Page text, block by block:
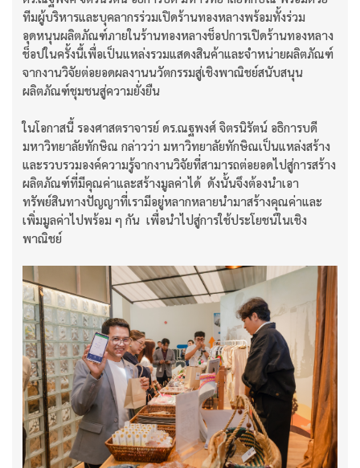
ทีมผู้บริหารและบุคลากรร่วมเปิดร้านทองหลางพร้อมทั้งร่วม
อุดหนุนผลิตภัณฑ์ภายในร้านทองหลางช็อปการเปิดร้านทองหลาง
ช็อปในครั้งนี้เพื่อเป็นแหล่งรวมแสดงสินค้าและจำหน่ายผลิตภัณฑ์
จากงานวิจัยต่อยอดผลงานนวัตกรรมสู่เชิงพาณิชย์สนับสนุน
ผลิตภัณฑ์ชุมชนสู่ความยั่งยืน
ในโอกาสนี้ รองศาสตราจารย์ ดร.ณฐพงศ์ จิตรนิรัตน์ อธิการบดี
มหาวิทยาลัยทักษิณ กล่าวว่า มหาวิทยาลัยทักษิณเป็นแหล่งสร้าง
และรวบรวมองค์ความรู้จากงานวิจัยที่สามารถต่อยอดไปสู่การสร้าง
ผลิตภัณฑ์ที่มีคุณค่าและสร้างมูลค่าได้ ดังนั้นจึงต้องนำเอา
ทรัพย์สินทางปัญญาที่เรามีอยู่หลากหลายนำมาสร้างคุณค่าและ
เพิ่มมูลค่าไปพร้อม ๆ กัน เพื่อนำไปสู่การใช้ประโยชน์ในเชิง
พาณิชย์